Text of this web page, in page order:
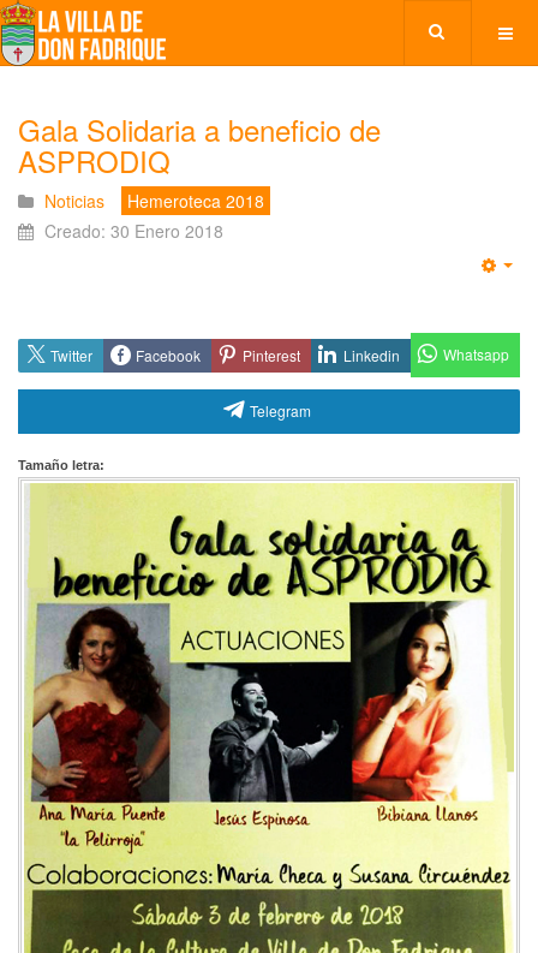
Gala Solidaria a beneficio de
ASPRODIQ
Noticias
Hemeroteca 2018
Creado: 30 Enero 2018
Twitter Facebook Pinterest Linkedin Whatsapp
Telegram
Tamaño letra: